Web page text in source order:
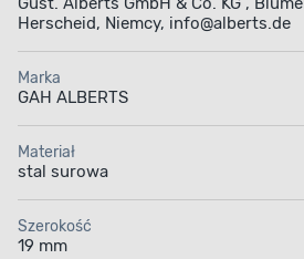
Herscheid, Niemcy, info@alberts.de
Marka
GAH ALBERTS
Materiał
stal surowa
Szerokość
19 mm